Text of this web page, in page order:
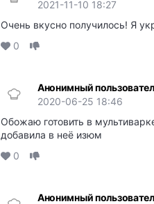
2021-11-10 18:27
Очень вкусно получилось! Я
0
Анонимный
2020-06-25 18:46
Обожаю готовить в
добавила в неё изюм
0
Анонимный